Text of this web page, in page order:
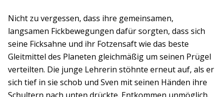
Nicht zu vergessen, dass ihre gemeinsamen,
langsamen Fickbewegungen dafür sorgten, dass sich
seine Ficksahne und ihr Fotzensaft wie das beste
Gleitmittel des Planeten gleichmäßig um seinen Prügel
verteilten. Die junge Lehrerin stöhnte erneut auf, als er
sich tief in sie schob und Sven mit seinen Händen ihre